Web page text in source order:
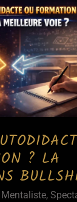
? LA
Mentaliste,